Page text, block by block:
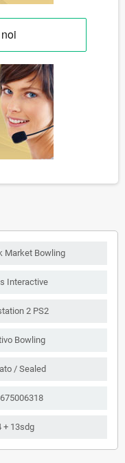
Market Bowling
Interactive
2 PS2
Bowling
/ Sealed
+ 13sdg